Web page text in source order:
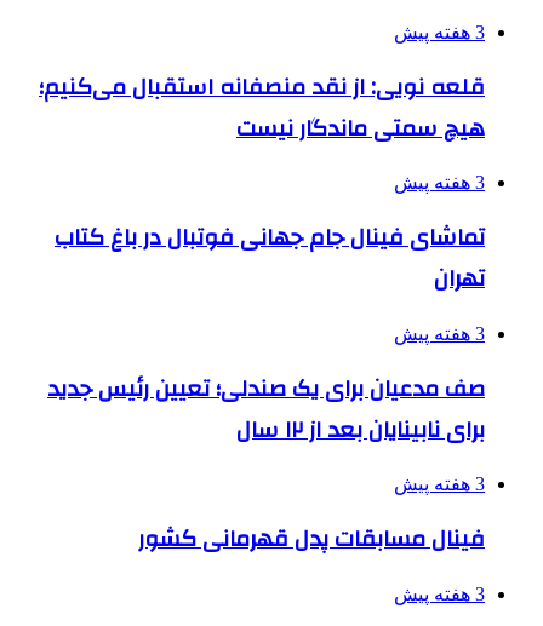
3 هفته پیش
قلعه نویی: از نقد منصفانه استقبال می‌کنیم؛
هیچ سمتی ماندگار نیست
3 هفته پیش
تماشای فینال جام جهانی فوتبال در باغ کتاب
تهران
3 هفته پیش
صف مدعیان برای یک صندلی؛ تعیین رئیس جدید
برای نابینایان بعد از ۱۲ سال
3 هفته پیش
فینال مسابقات پدل قهرمانی کشور
3 هفته پیش